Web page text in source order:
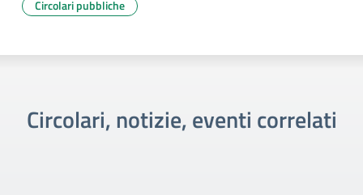
Circolari pubbliche
Circolari, notizie, eventi correlati